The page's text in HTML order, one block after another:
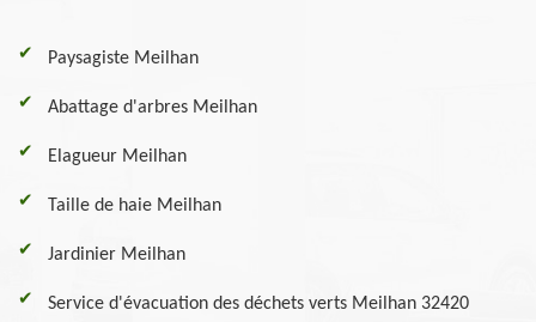
Paysagiste Meilhan
Abattage d'arbres Meilhan
Elagueur Meilhan
Taille de haie Meilhan
Jardinier Meilhan
Service d'évacuation des déchets verts Meilhan 32420